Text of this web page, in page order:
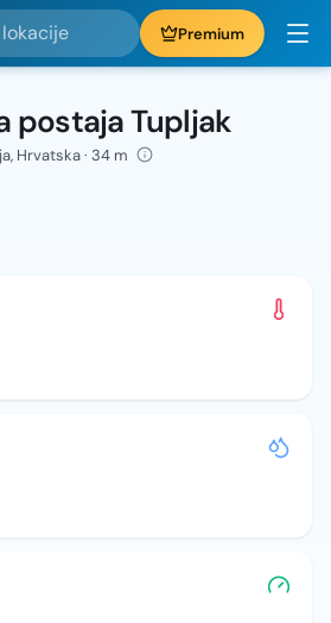
Premium
postaja Tupljak
Hrvatska · 34 m